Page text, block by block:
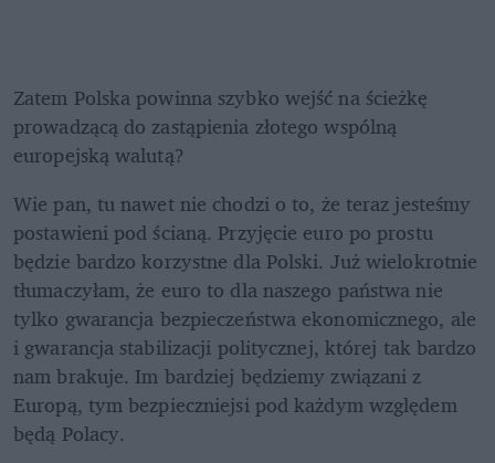
Zatem Polska powinna szybko wejść na ścieżkę
prowadzącą do zastąpienia złotego wspólną
europejską walutą?
Wie pan, tu nawet nie chodzi o to, że teraz jesteśmy
postawieni pod ścianą. Przyjęcie euro po prostu
będzie bardzo korzystne dla Polski. Już wielokrotnie
tłumaczyłam, że euro to dla naszego państwa nie
tylko gwarancja bezpieczeństwa ekonomicznego, ale
i gwarancja stabilizacji politycznej, której tak bardzo
nam brakuje. Im bardziej będziemy związani z
Europą, tym bezpieczniejsi pod każdym względem
będą Polacy.